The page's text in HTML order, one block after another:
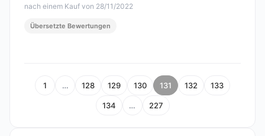
nach einem Kauf von 28/11/2022
Übersetzte Bewertungen
1 … 128 129 130 131 132 133
134 … 227